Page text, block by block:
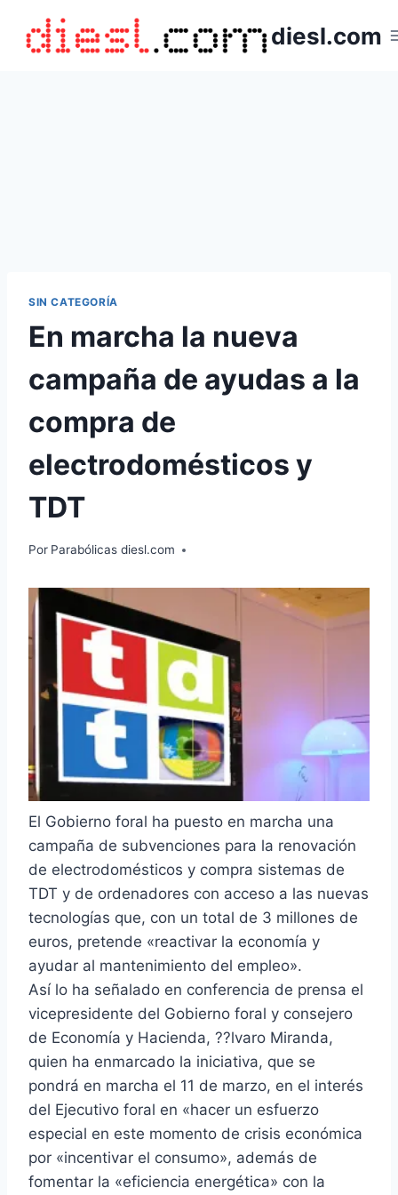
contenido
diesl.com
SIN CATEGORÍA
En marcha la nueva
campaña de ayudas a la
compra de
electrodomésticos y
TDT
Por Parabólicas diesl.com
El Gobierno foral ha puesto en marcha una
campaña de subvenciones para la renovación
de electrodomésticos y compra sistemas de
TDT y de ordenadores con acceso a las nuevas
tecnologías que, con un total de 3 millones de
euros, pretende «reactivar la economía y
ayudar al mantenimiento del empleo».
Así lo ha señalado en conferencia de prensa el
vicepresidente del Gobierno foral y consejero
de Economía y Hacienda, ??lvaro Miranda,
quien ha enmarcado la iniciativa, que se
pondrá en marcha el 11 de marzo, en el interés
del Ejecutivo foral en «hacer un esfuerzo
especial en este momento de crisis económica
por «incentivar el consumo», además de
fomentar la «eficiencia energética» con la